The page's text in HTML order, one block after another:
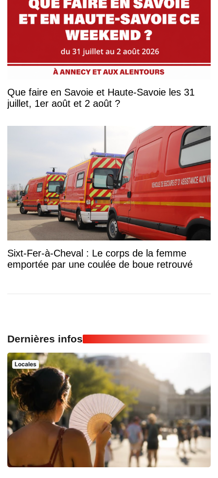
Que faire en Savoie et Haute-Savoie les 31
juillet, 1er août et 2 août ?
Sixt-Fer-à-Cheval : Le corps de la femme
emportée par une coulée de boue retrouvé
Dernières infos
Locales